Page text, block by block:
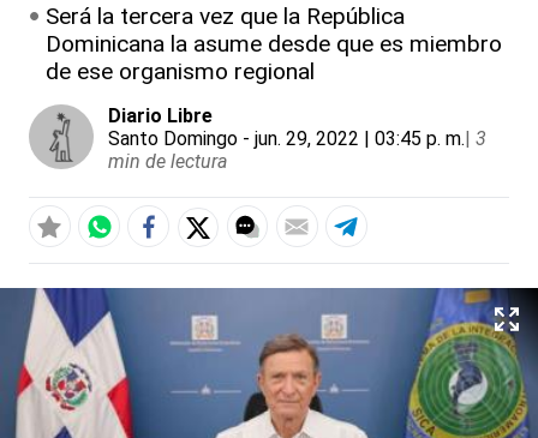
Será la tercera vez que la República
Dominicana la asume desde que es miembro
de ese organismo regional
Diario Libre
Santo Domingo - jun. 29, 2022 | 03:45 p. m.| 3
min de lectura